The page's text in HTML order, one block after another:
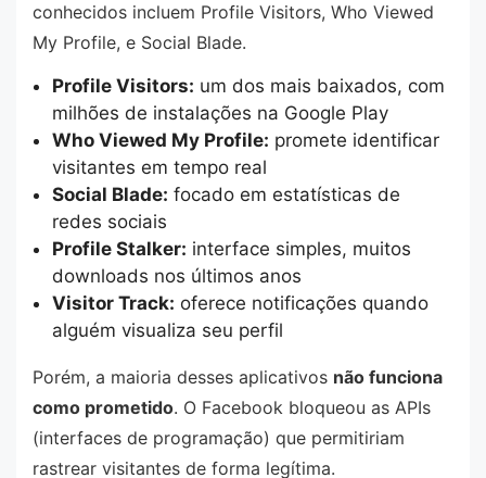
conhecidos incluem Profile Visitors, Who Viewed
My Profile, e Social Blade.
Profile Visitors: um dos mais baixados, com
milhões de instalações na Google Play
Who Viewed My Profile: promete identificar
visitantes em tempo real
Social Blade: focado em estatísticas de
redes sociais
Profile Stalker: interface simples, muitos
downloads nos últimos anos
Visitor Track: oferece notificações quando
alguém visualiza seu perfil
Porém, a maioria desses aplicativos não funciona
como prometido. O Facebook bloqueou as APIs
(interfaces de programação) que permitiriam
rastrear visitantes de forma legítima.